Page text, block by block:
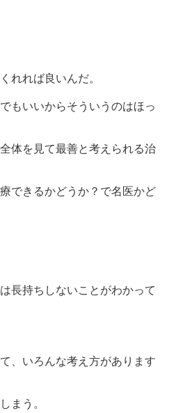
れれば良いんだ。
もいいからそういうのはほっ
体を見て最善と考えられる治
できるかどうか？で名医かど
長持ちしないことがわかって
、いろんな考え方があります
まう。